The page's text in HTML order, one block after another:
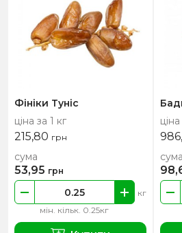
Фініки Туніс
ціна за 1 кг
215,80 грн
мін. кільк. 0.25кг
кг
сума
53,95 грн
сума